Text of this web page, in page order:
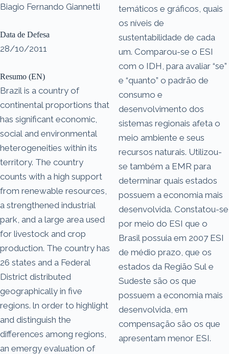
Biagio Fernando Giannetti
Data de Defesa
28/10/2011
Resumo (EN)
Brazil is a country of
continental proportions that
has significant economic,
social and environmental
heterogeneities within its
territory. The country
counts with a high support
from renewable resources,
a strengthened industrial
park, and a large area used
for livestock and crop
production. The country has
26 states and a Federal
District distributed
geographically in five
regions. ln order to highlight
and distinguish the
differences among regions,
an emergy evaluation of
temáticos e gráficos, quais
os níveis de
sustentabilidade de cada
um. Comparou-se o ESI
com o IDH, para avaliar “se”
e “quanto” o padrão de
consumo e
desenvolvimento dos
sistemas regionais afeta o
meio ambiente e seus
recursos naturais. Utilizou-
se também a EMR para
determinar quais estados
possuem a economia mais
desenvolvida. Constatou-se
por meio do ESI que o
Brasil possuia em 2007 ESI
de médio prazo, que os
estados da Região Sul e
Sudeste são os que
possuem a economia mais
desenvolvida, em
compensação são os que
apresentam menor ESI.